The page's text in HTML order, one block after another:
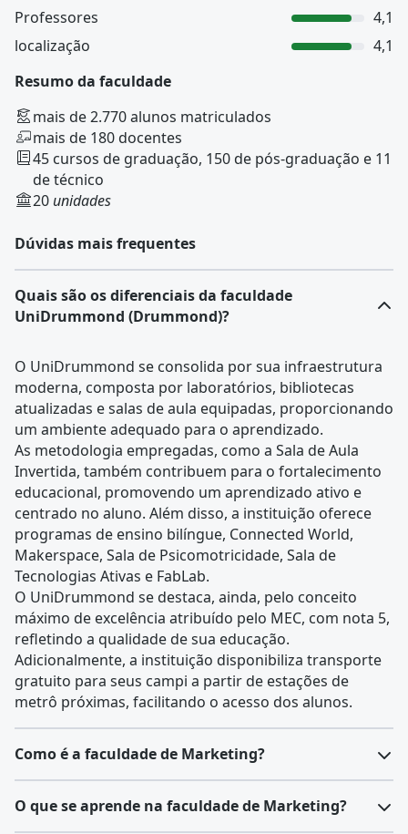
Professores
4,1
localização
4,1
Resumo da faculdade
mais de 2.770 alunos matriculados
mais de 180 docentes
45 cursos de graduação, 150 de pós-graduação e 11
de técnico
20 unidades
Dúvidas mais frequentes
Quais são os diferenciais da faculdade
UniDrummond (Drummond)?
O UniDrummond se consolida por sua infraestrutura
moderna, composta por laboratórios, bibliotecas
atualizadas e salas de aula equipadas, proporcionando
um ambiente adequado para o aprendizado.
As metodologia empregadas, como a Sala de Aula
Invertida, também contribuem para o fortalecimento
educacional, promovendo um aprendizado ativo e
centrado no aluno. Além disso, a instituição oferece
programas de ensino bilíngue, Connected World,
Makerspace, Sala de Psicomotricidade, Sala de
Tecnologias Ativas e FabLab.
O UniDrummond se destaca, ainda, pelo conceito
máximo de excelência atribuído pelo MEC, com nota 5,
refletindo a qualidade de sua educação.
Adicionalmente, a instituição disponibiliza transporte
gratuito para seus campi a partir de estações de
metrô próximas, facilitando o acesso dos alunos.
Como é a faculdade de Marketing?
O curso de Marketing forma profissionais capazes de
O que se aprende na faculdade de Marketing?